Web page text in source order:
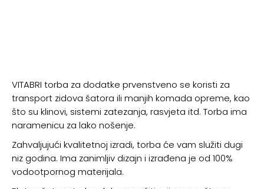
VITABRI torba za dodatke prvenstveno se koristi za
transport zidova šatora ili manjih komada opreme, kao
što su klinovi, sistemi zatezanja, rasvjeta itd. Torba ima
naramenicu za lako nošenje.
Zahvaljujući kvalitetnoj izradi, torba će vam služiti dugi
niz godina. Ima zanimljiv dizajn i izrađena je od 100%
vodootpornog materijala.